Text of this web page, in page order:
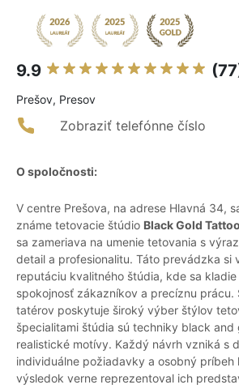
9.9
Prešov, Presov
Zobraziť telefónne číslo
O spoločnosti:
V centre Prešova, na adrese Hlavná 34,
známe tetovacie štúdio Black Gold
sa zameriava na umenie tetovania s
detail a profesionalitu. Táto prevádzka si
reputáciu kvalitného štúdia, kde sa
spokojnosť zákazníkov a precíznu prácu.
tatérov poskytuje široký výber štýlov
špecialitami štúdia sú techniky black and
realistické motívy. Každý návrh vzniká s
individuálne požiadavky a osobný príbeh
výsledok verne reprezentoval ich